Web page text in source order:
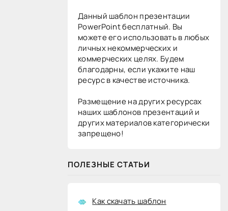
Данный шаблон презентации
PowerPoint бесплатный. Вы
можете его использовать в любых
личных некоммерческих и
коммерческих целях. Будем
благодарны, если укажите наш
ресурс в качестве источника.
Размещение на других ресурсах
наших шаблонов презентаций и
других материалов категорически
запрещено!
ПОЛЕЗНЫЕ СТАТЬИ
Как скачать шаблон